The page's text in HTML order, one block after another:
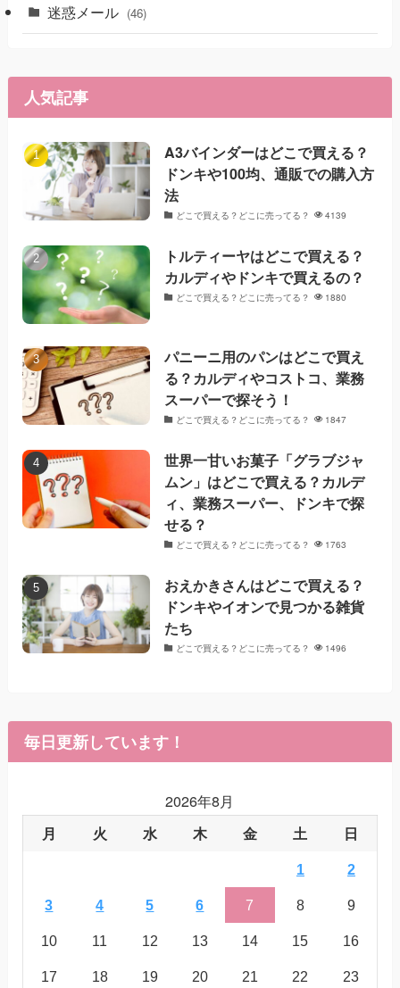
迷惑メール (46)
人気記事
A3バインダーはどこで買える？
ドンキや100均、通販での購入方
法
どこで買える？どこに売ってる？ 4139
トルティーヤはどこで買える？
カルディやドンキで買えるの？
どこで買える？どこに売ってる？ 1880
パニーニ用のパンはどこで買え
る？カルディやコストコ、業務
スーパーで探そう！
どこで買える？どこに売ってる？ 1847
世界一甘いお菓子「グラブジャ
ムン」はどこで買える？カルデ
ィ、業務スーパー、ドンキで探
せる？
どこで買える？どこに売ってる？ 1763
おえかきさんはどこで買える？
ドンキやイオンで見つかる雑貨
たち
どこで買える？どこに売ってる？ 1496
毎日更新しています！
2026年8月
月 火 水 木 金 土 日
1 2
3 4 5 6 7 8 9
10 11 12 13 14 15 16
17 18 19 20 21 22 23